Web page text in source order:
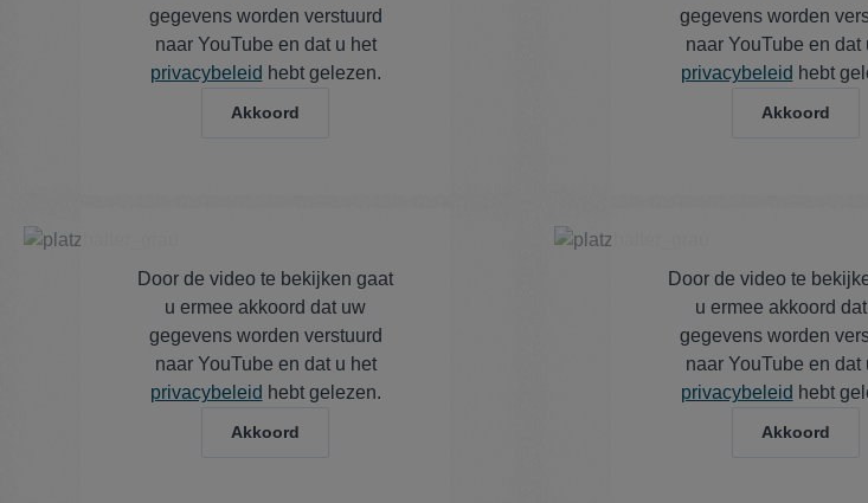
gegevens worden verstuurd
naar YouTube en dat u het
privacybeleid hebt gelezen.
Akkoord
gegevens worden
naar YouTube en dat
privacybeleid hebt
Akkoord
Door de video te bekijken gaat
u ermee akkoord dat uw
gegevens worden verstuurd
naar YouTube en dat u het
privacybeleid hebt gelezen.
Akkoord
Door de video te
u ermee akkoord
gegevens worden
naar YouTube en dat
privacybeleid hebt
Akkoord